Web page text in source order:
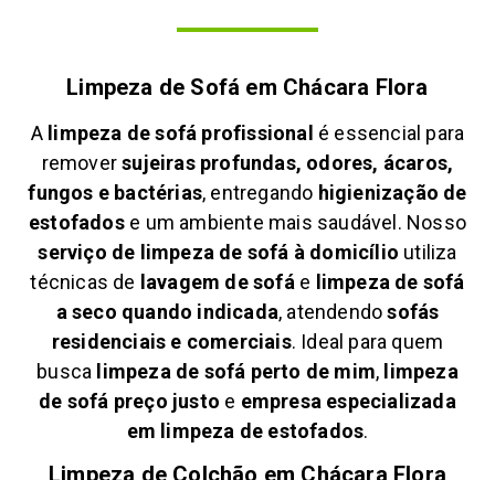
Limpeza de Sofá em Chácara Flora
A limpeza de sofá profissional é essencial para
removersujeiras profundas, odores, ácaros,
fungos e bactérias, entregando higienização de
estofadose um ambiente mais saudável. Nosso
serviço de limpeza de sofá à domicílio utiliza
técnicas de lavagem de sofá e limpeza de sofá
a seco quando indicada, atendendosofás
residenciais e comerciais. Ideal para quem
busca limpeza de sofá perto de mim, limpeza
de sofá preço justo e empresa especializada
em limpeza de estofados.
Limpeza de Colchão em Chácara Flora